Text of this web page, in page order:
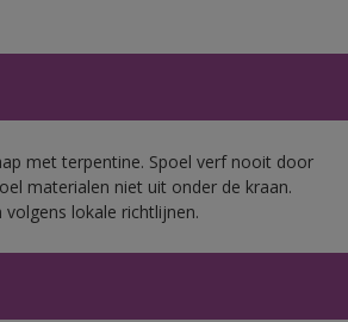
met terpentine. Spoel verf nooit door
materialen niet uit onder de kraan.
lokale richtlijnen.